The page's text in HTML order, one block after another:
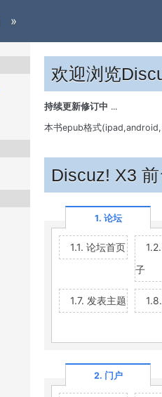
»
欢迎浏览
持续更新修订中 ...
本书epub格式
Discuz! X3
1. 论坛
1.1. 论坛首页
子
1.7. 发表主题
2. 门户